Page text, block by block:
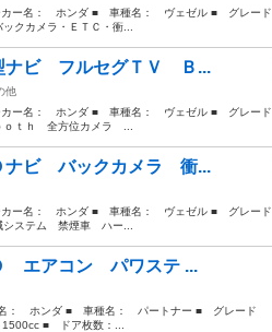
ー名： ホンダ ■ 車種名： ヴェゼル ■ グレード
クカメラ・ＥＴＣ・衝...
ナビ フルセグＴＶ Ｂ...
他
ー名： ホンダ ■ 車種名： ヴェゼル ■ グレード
ｔｈ 全方位カメラ ...
ナビ バックカメラ 衝...
ー名： ホンダ ■ 車種名： ヴェゼル ■ グレード
ステム 禁煙車 ハー...
エアコン パワステ ...
： ホンダ ■ 車種名： パートナー ■ グレード
■ ドア枚数：...